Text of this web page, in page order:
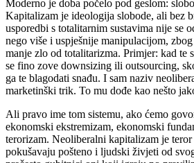
Moderno je doba počelo pod geslom:
Kapitalizam je ideologija slobode, ali bez
usporedbi s totalitarnim sustavima nije se
nego više i uspješnije manipulacijom,
manje zlo od totalitarizma. Primjer: kad te
se fino zove downsizing ili outsourcing,
ga te blagodati snađu. I sam naziv
marketinški trik. To mu dođe kao nešto
Ali pravo ime tom sistemu, ako ćemo
ekonomski ekstremizam, ekonomski
terorizam. Neoliberalni kapitalizam je
pokušavaju pošteno i ljudski živjeti od